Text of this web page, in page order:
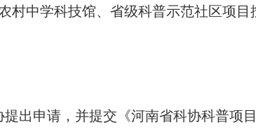
中学科技馆、省级科普示范社区项目
出申请，并提交《河南省科协科普项